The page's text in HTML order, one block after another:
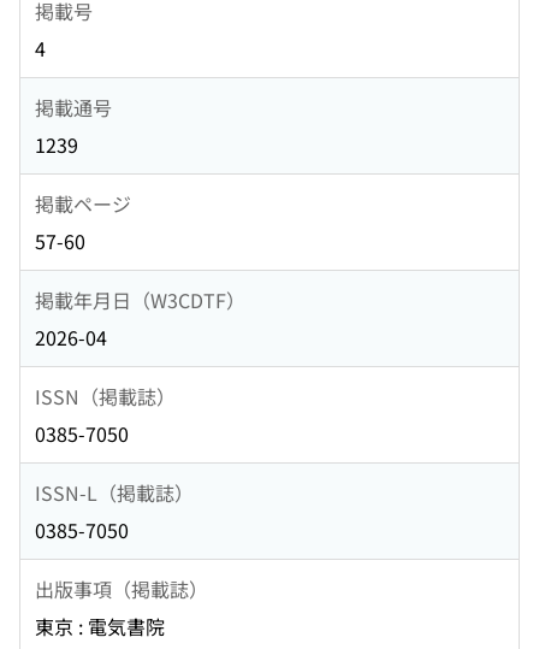
掲載号
4
掲載通号
1239
掲載ページ
57-60
掲載年月日（W3CDTF）
2026-04
ISSN（掲載誌）
0385-7050
ISSN-L（掲載誌）
0385-7050
出版事項（掲載誌）
東京 : 電気書院